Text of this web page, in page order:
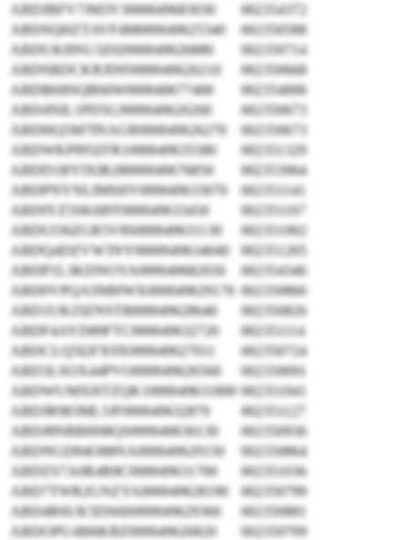
ABDJBFV7JM3V3000049683030
002354372
ABDSQHZTAVF4M000049625340
002350588
ABDUKIINU3Z02000049626880
002350714
ABDSBDCKRJD95000049626210
002350668
ABDB6IISQB66W000049677400
002354006
ABD4NIL1PD5GJ000049626260
002350673
ABDHQ5M7INAGR000049626270
002350673
ABDWKPI95ZFR1000049635580
002351329
ABDD1BYIXIR28000049676850
002353964
ABDPNYNLIMSHV000049633070
002351141
ABDIYZ5SK6I9T000049633450
002351167
ABDUO6ZGR5V8S000049631130
002351002
ABDQ4DZVW3NY0000049634040
002351205
ABDP1L3KDNOYA000049682650
002354346
ABD0VPQASMHWX000049629170 002350866
ABD1UKZIZNST8000049628640
002350826
ABDF4AYD89FTC000049632720
002351114
ABDCLQ5I2FX9X000049627011
002350724
ABD3LSOX44PVO000049626560
002350691
ABDWUMXHTZQK1000049631800 002351041
ABDJR983ML5JF000049632870
002351127
ABDJ8NBBH08QS000049630130
002350936
ABDNGD84O88NA000049629150
002350864
ABDZS7A0R4R8C000049631700
002351036
ABD7TWR2GNZYA000049628190
002350799
ABD4R6UK5DS6H000049629360
002350881
ABDOPU4I66KBZ000049626820
002350709